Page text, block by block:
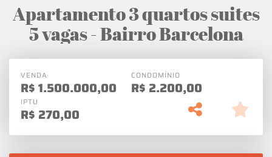
Apartamento 3 quartos suites
5 vagas - Bairro Barcelona
VENDA
R$1.500.000,00
CONDOMÍNIO
R$ 2.200,00
IPTU
R$ 270,00